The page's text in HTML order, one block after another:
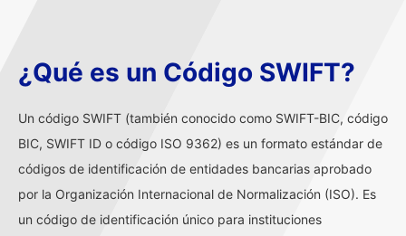
¿Qué es un Código SWIFT?
Un código SWIFT (también conocido como SWIFT-BIC, código
BIC, SWIFT ID o código ISO 9362) es un formato estándar de
códigos de identificación de entidades bancarias aprobado
por la Organización Internacional de Normalización (ISO). Es
un código de identificación único para instituciones